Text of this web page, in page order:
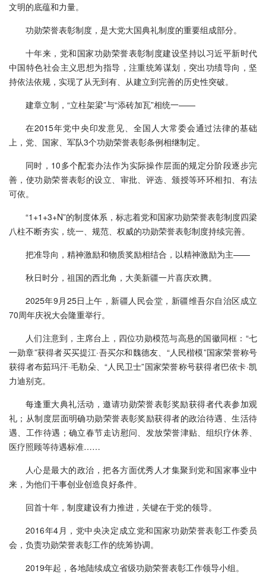
文明的底蕴和力量。
功勋荣誉表彰制度，是大党大国典礼制度的重要组成部分。
十年来，党和国家功勋荣誉表彰制度建设坚持以习近平新时代
中国特色社会主义思想为指导，注重统筹谋划，突出功绩导向，坚
持依法依规，实现了从无到有、从建立到完善的历史性突破。
建章立制，“立柱架梁”与“添砖加瓦”相统一——
在2015年党中央印发意见、全国人大常委会通过法律的基础
上，党、国家、军队3个功勋荣誉表彰条例相继制定。
同时，10多个配套办法作为实际操作层面的规定分阶段逐步完
善，使功勋荣誉表彰的设立、审批、评选、颁授等环环相扣、有法
可依。
“1+1+3+N”的制度体系，标志着党和国家功勋荣誉表彰制度四梁
八柱不断夯实，统一、规范、权威的功勋荣誉表彰制度持续完善。
把准导向，精神激励和物质奖励相结合，以精神激励为主——
秋日时分，祖国的西北角，大美新疆一片喜庆欢腾。
2025年9月25日上午，新疆人民会堂，新疆维吾尔自治区成立
70周年庆祝大会隆重举行。
人们注意到，主席台上，四位功勋模范与高悬的国徽同框：“七
一勋章”获得者买买提江·吾买尔和魏德友、“人民楷模”国家荣誉称号
获得者布茹玛汗·毛勒朵、“人民卫士”国家荣誉称号获得者巴依卡·凯
力迪别克。
每逢重大典礼活动，邀请功勋荣誉表彰奖励获得者代表参加观
礼；从制度层面明确功勋荣誉表彰奖励获得者的政治待遇、生活待
遇、工作待遇；确立春节走访慰问、发放荣誉津贴、组织疗休养、
医疗照顾等待遇标准……
人心是最大的政治，把各方面优秀人才集聚到党和国家事业中
来，为他们干事创业创造良好条件。
回首十年，制度建设有力推进，关键在于党的领导。
2016年4月，党中央决定成立党和国家功勋荣誉表彰工作委员
会，负责功勋荣誉表彰工作的统筹协调。
2019年起，各地陆续成立省级功勋荣誉表彰工作领导小组。